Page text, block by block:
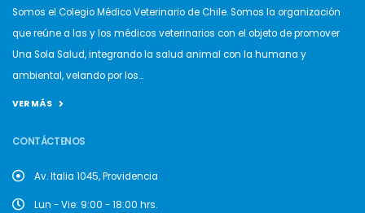
Somos el Colegio Médico Veterinario de Chile. Somos la organización
que reúne a las y los médicos veterinarios con el objeto de promover
Una Sola Salud, integrando la salud animal con la humana y
ambiental, velando por los...
VER MÁS
CONTÁCTENOS
Av. Italia 1045, Providencia
Lun - Vie: 9:00 - 18:00 hrs.